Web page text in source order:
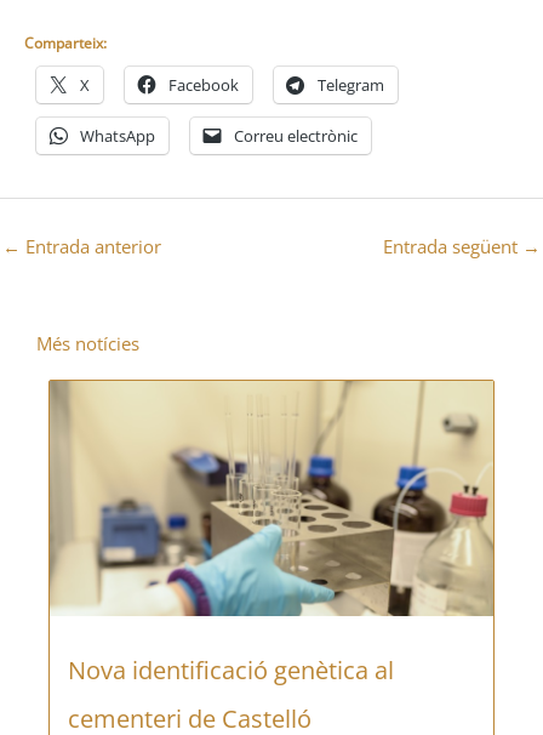
Comparteix:
X Facebook Telegram
WhatsApp Correu electrònic
← Entrada anterior Entrada següent →
Més notícies
Nova identificació genètica al
cementeri de Castelló